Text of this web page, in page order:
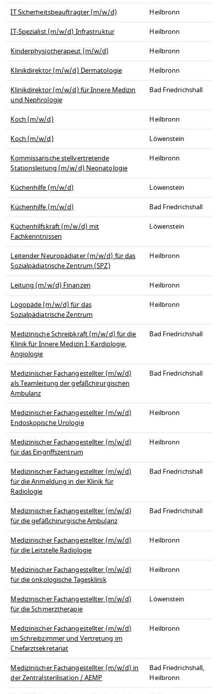
IT Sicherheitsbeauftragter (m/w/d)
Heilbronn
IT-Spezialist (m/w/d) Infrastruktur
Heilbronn
Kinderphysiotherapeut (m/w/d)
Heilbronn
Klinikdirektor (m/w/d) Dermatologie
Heilbronn
Klinikdirektor (m/w/d) für Innere Medizin
und Nephrologie
Bad Friedrichshall
Koch (m/w/d)
Heilbronn
Koch (m/w/d)
Löwenstein
Kommissarische stellvertretende
Stationsleitung (m/w/d) Neonatologie
Heilbronn
Küchenhilfe (m/w/d)
Löwenstein
Küchenhilfe (m/w/d)
Bad Friedrichshall
Küchenhilfskraft (m/w/d) mit
Fachkenntnissen
Löwenstein
Leitender Neuropädiater (m/w/d) für das
Sozialpädiatrische Zentrum (SPZ)
Heilbronn
Leitung (m/w/d) Finanzen
Heilbronn
Logopäde (m/w/d) für das
Sozialpädiatrische Zentrum
Heilbronn
Medizinische Schreibkraft (m/w/d) für die
Klinik für Innere Medizin I: Kardiologie,
Angiologie
Bad Friedrichshall
Medizinischer Fachangestellter (m/w/d)
als Teamleitung der gefäßchirurgischen
Ambulanz
Bad Friedrichshall
Medizinischer Fachangestellter (m/w/d)
Endoskopische Urologie
Heilbronn
Medizinischer Fachangestellter (m/w/d)
für das Eingriffszentrum
Heilbronn
Medizinischer Fachangestellter (m/w/d)
für die Anmeldung in der Klinik für
Radiologie
Bad Friedrichshall
Medizinischer Fachangestellter (m/w/d)
für die gefäßchirurgische Ambulanz
Bad Friedrichshall
Medizinischer Fachangestellter (m/w/d)
für die Leitstelle Radiologie
Heilbronn
Medizinischer Fachangestellter (m/w/d)
für die onkologische Tagesklinik
Heilbronn
Medizinischer Fachangestellter (m/w/d)
für die Schmerztherapie
Löwenstein
Medizinischer Fachangestellter (m/w/d)
im Schreibzimmer und Vertretung im
Chefarztsekretariat
Heilbronn
Medizinischer Fachangestellter (m/w/d) in
der Zentralsterilisation / AEMP
Bad Friedrichshall,
Heilbronn